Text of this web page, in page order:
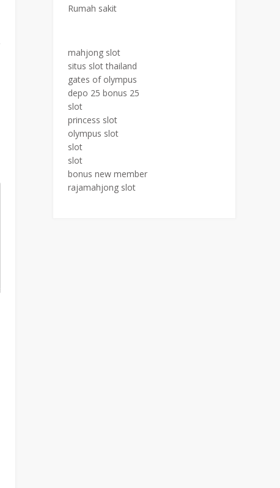
Rumah sakit
mahjong slot
situs slot thailand
gates of olympus
depo 25 bonus 25
slot
princess slot
olympus slot
slot
slot
bonus new member
rajamahjong slot